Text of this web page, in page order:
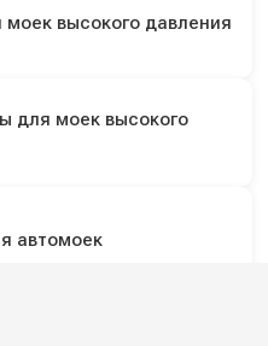
моек высокого давления
для моек высокого
автомоек